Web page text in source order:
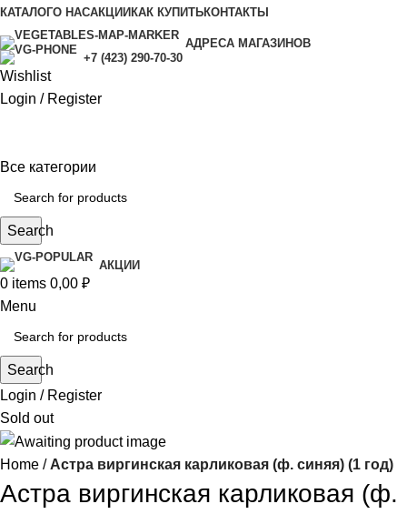
КАТАЛОГО НАСАКЦИИ КАК КУПИТЬКОНТАКТЫ
АДРЕСА МАГАЗИНОВ
+7 (423) 290-70-30
Wishlist
Login / Register
Все категории
Search
АКЦИИ
0 items 0,00 ₽
Menu
Search
Login / Register
Sold out
Home Астра виргинская карликовая (ф. синяя) (1 год)
Астра виргинская карликовая (ф.